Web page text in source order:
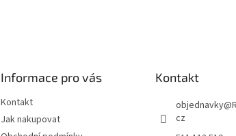
Informace pro vás
Kontakt
Jak nakupovat
Kontakt
objednavky@
cz